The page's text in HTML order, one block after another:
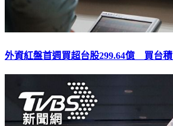
外資紅盤首週買超台股299.64億 買台